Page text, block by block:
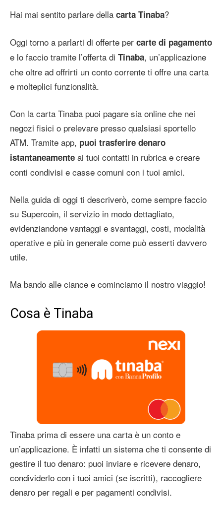
Hai mai sentito parlare della carta Tinaba?
Oggi torno a parlarti di offerte per carte di pagamento
e lo faccio tramite l’offerta di Tinaba, un’applicazione
che oltre ad offrirti un conto corrente ti offre una carta
e molteplici funzionalità.
Con la carta Tinaba puoi pagare sia online che nei
negozi fisici o prelevare presso qualsiasi sportello
ATM. Tramite app, puoi trasferire denaro
istantaneamente ai tuoi contatti in rubrica e creare
conti condivisi e casse comuni con i tuoi amici.
Nella guida di oggi ti descriverò, come sempre faccio
su Supercoin, il servizio in modo dettagliato,
evidenziandone vantaggi e svantaggi, costi, modalità
operative e più in generale come può esserti davvero
utile.
Ma bando alle ciance e cominciamo il nostro viaggio!
Cosa è Tinaba
Tinaba prima di essere una carta è un conto e
un’applicazione. È infatti un sistema che ti consente di
gestire il tuo denaro: puoi inviare e ricevere denaro,
condividerlo con i tuoi amici (se iscritti), raccogliere
denaro per regali e per pagamenti condivisi.